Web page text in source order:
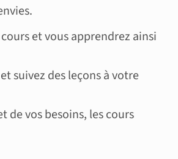
et vous apprendrez ainsi
suivez des leçons à votre
de vos besoins, les cours